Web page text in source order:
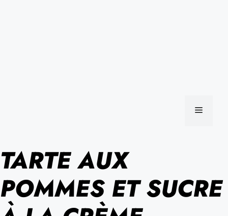
MENU
TARTE AUX
POMMES ET SUCRE